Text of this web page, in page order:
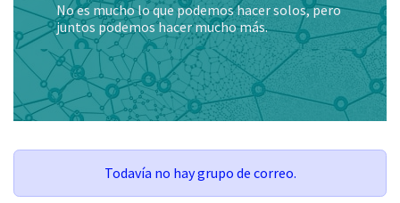
No es mucho lo que podemos hacer solos, pero
juntos podemos hacer mucho más.
Todavía no hay grupo de correo.